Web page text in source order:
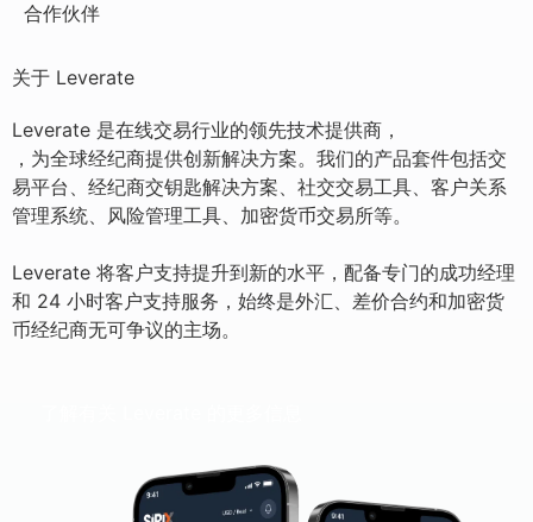
合作伙伴
关于 Leverate
Leverate 是在线交易行业的领先技术提供商，
，为全球经纪商提供创新解决方案。我们的产品套件包括交
易平台、经纪商交钥匙解决方案、社交交易工具、客户关系
管理系统、风险管理工具、加密货币交易所等。
Leverate 将客户支持提升到新的水平，配备专门的成功经理
和 24 小时客户支持服务，始终是外汇、差价合约和加密货
币经纪商无可争议的主场。